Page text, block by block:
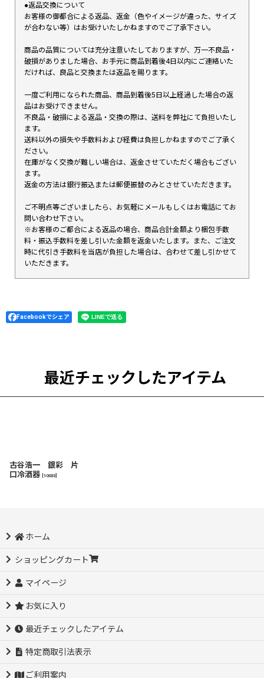
●返品交換について
お客様の御都合による返品、返金（色やイメージが違った、サイズ
が合わない等）はお受けいたしかねますのでご了承下さい。
商品の品質については充分注意いたしておりますが、万一不良品・
破損がありました場合、お手元に商品到着後4日以内にご連絡いた
だければ、良品と交換または返品を賜ります。
一度ご利用になられた商品、商品到着後5日以上経過した場合の返
品はお受けできません。
不良品・破損による返品・交換の際は、送料を弊社にて負担いたし
ます。
送料以外の損失や手数料および経費は負担しかねますのでご了承く
ださい。
在庫がなく交換が難しい場合は、返金させていただく場合もござい
ます。
返金の方法は銀行振込または郵便振替のみとさせていただきます。
ご不明点等ございましたら、お気軽にメールもしくはお電話にてお
問い合わせ下さい。
※お客様のご都合による返品の場合、商品合計金額より梱包手数
料・振込手数料を差し引いた金額を返金いたします。また、ご注文
時に代引き手数料を当店が負担した場合は、合わせて差し引かせて
いただきます。
Facebookでシェア
最近チェックしたアイテム
古谷浩一 銀彩 片
口冷酒器
10033
ホーム
ショッピングカート
マイページ
お気に入り
最近チェックしたアイテム
特定商取引法表示
ご利用案内